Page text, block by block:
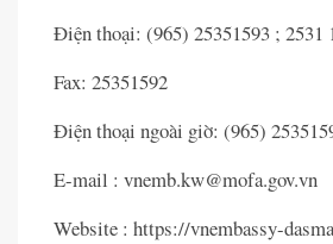
Điện thoại: (965) 25351593 ; 2531
Fax: 25351592
Điện thoại ngoài giờ: (965)
E-mail : vnemb.kw@mofa.gov.vn
Website : https://vnembassy-